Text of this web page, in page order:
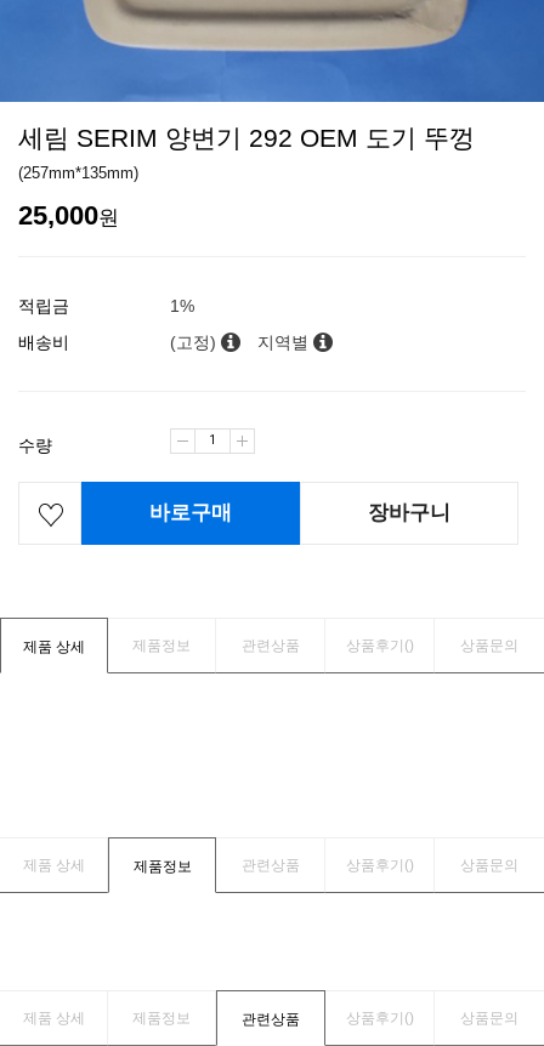
세림 SERIM 양변기 292 OEM 도기 뚜껑
(257mm*135mm)
25,000원
적립금
1%
배송비
(고정) 지역별
수량
바로구매 장바구니
제품 상세 제품정보 관련상품 상품후기() 상품문의
제품 상세 제품정보 관련상품 상품후기() 상품문의
제품 상세 제품정보 관련상품 상품후기() 상품문의